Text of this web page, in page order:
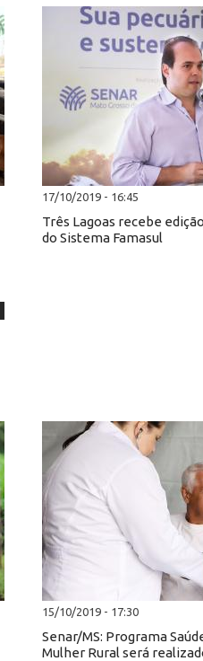
17/10/2019 - 16:45
Três Lagoas recebe
do Sistema Famasul
15/10/2019 - 17:30
Senar/MS: Programa
Mulher Rural será